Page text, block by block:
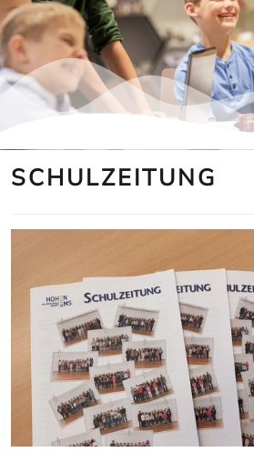
SCHULZEITUNG